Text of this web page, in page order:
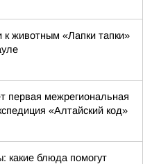
животным «Лапки тапки»
первая межрегиональная
«Алтайский код»
какие блюда помогут